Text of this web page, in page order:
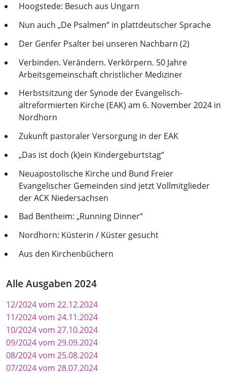
Hoogstede: Besuch aus Ungarn
Nun auch „De Psalmen“ in plattdeutscher Sprache
Der Genfer Psalter bei unseren Nachbarn (2)
Verbinden. Verändern. Verkörpern. 50 Jahre
Arbeitsgemeinschaft christlicher Mediziner
Herbstsitzung der Synode der Evangelisch-
altreformierten Kirche (EAK) am 6. November 2024 in
Nordhorn
Zukunft pastoraler Versorgung in der EAK
„Das ist doch (k)ein Kindergeburtstag“
Neuapostolische Kirche und Bund Freier
Evangelischer Gemeinden sind jetzt Vollmitglieder
der ACK Niedersachsen
Bad Bentheim: „Running Dinner“
Nordhorn: Küsterin / Küster gesucht
Aus den Kirchenbüchern
Alle Ausgaben 2024
12/2024 vom 22.12.2024
11/2024 vom 24.11.2024
10/2024 vom 27.10.2024
09/2024 vom 29.09.2024
08/2024 vom 25.08.2024
07/2024 vom 28.07.2024